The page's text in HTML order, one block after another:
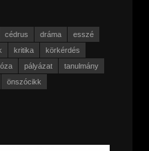
cédrus dráma
esszé
kritika
körkérdés
pályázat
tanulmány
önszócikk